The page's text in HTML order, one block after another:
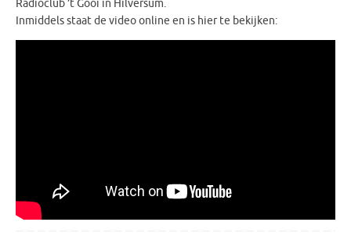
Radioclub ’t Gooi in Hilversum.
Inmiddels staat de video online en is hier te bekijken: